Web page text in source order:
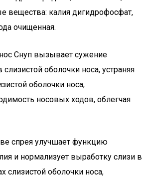
вещества: калия дигидрофосфат,
очищенная.
Снуп вызывает сужение
оболочки носа, устраняя
оболочки носа,
носовых ходов, облегчая
спрея улучшает функцию
и нормализует выработку слизи в
слизистой оболочки носа,